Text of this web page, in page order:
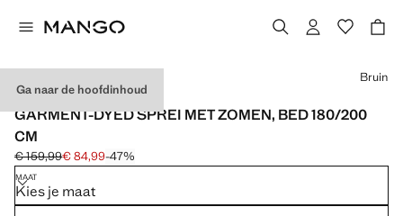
Ga naar de hoofdinhoud
MADE IN PORTUGAL
GARMENT-DYED SPREI MET ZOMEN, BED 180/200
CM
Oorspronkelijke prijs doorgehaald [€ 159,99 ]
€ 159,99
Huidige prijs [€ 84,99 ]
€ 84,99-47%
Kies een kleur
Bruin
MAAT
Kies je maat